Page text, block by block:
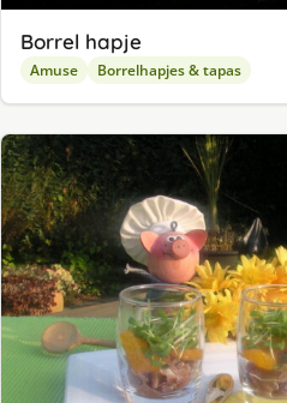
Borrel hapje
Amuse Borrelhapjes & tapas